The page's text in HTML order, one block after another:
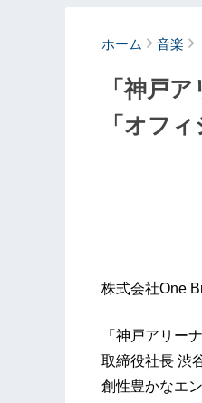
ホーム 音楽
「神戸
「オフ
株式会社One
「神戸アリー
取締役社長 渋
創性豊かなエ